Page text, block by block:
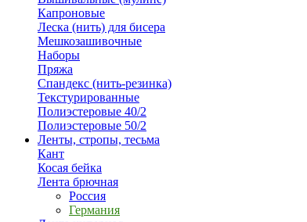
Капроновые
Леска (нить) для бисера
Мешкозашивочные
Наборы
Пряжа
Спандекс (нить-резинка)
Текстурированные
Полиэстеровые 40/2
Полиэстеровые 50/2
Ленты, стропы, тесьма
Кант
Косая бейка
Лента брючная
Россия
Германия